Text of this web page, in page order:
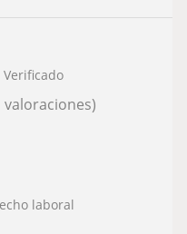
Verificado
valoraciones)
laboral